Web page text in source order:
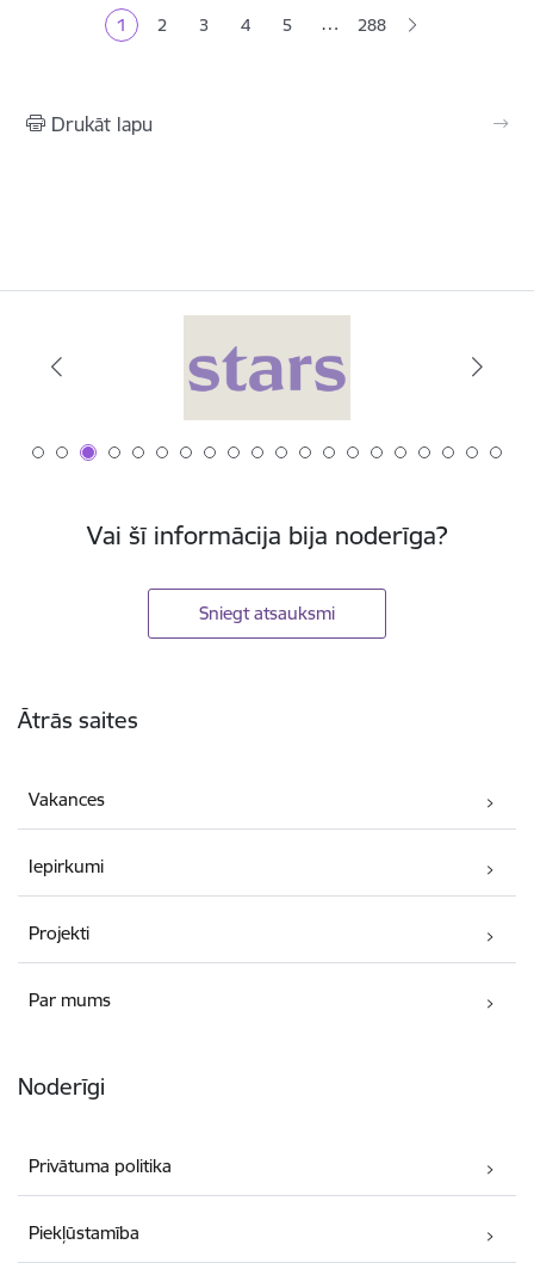
Pašreizējā lapa
1 Lapa
2 Lapa
3 Lapa
4 Lapa
5 … 288
Drukāt lapu
Vai šī informācija bija noderīga?
Sniegt atsauksmi
Ātrās saites
Vakances
Iepirkumi
Projekti
Par mums
Noderīgi
Privātuma politika
Piekļūstamība